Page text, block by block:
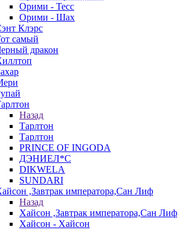
Орими - Тесс
Орими - Шах
Клэрс
самый
дракон
Назад
Тарлтон
Тарлтон
PRINCE OF INGODA
ДЭНИЕЛ*С
DIKWELA
SUNDARI
,Завтрак императора,Сан Лиф
Назад
Хайсон ,Завтрак императора,Сан Лиф
Хайсон - Хайсон